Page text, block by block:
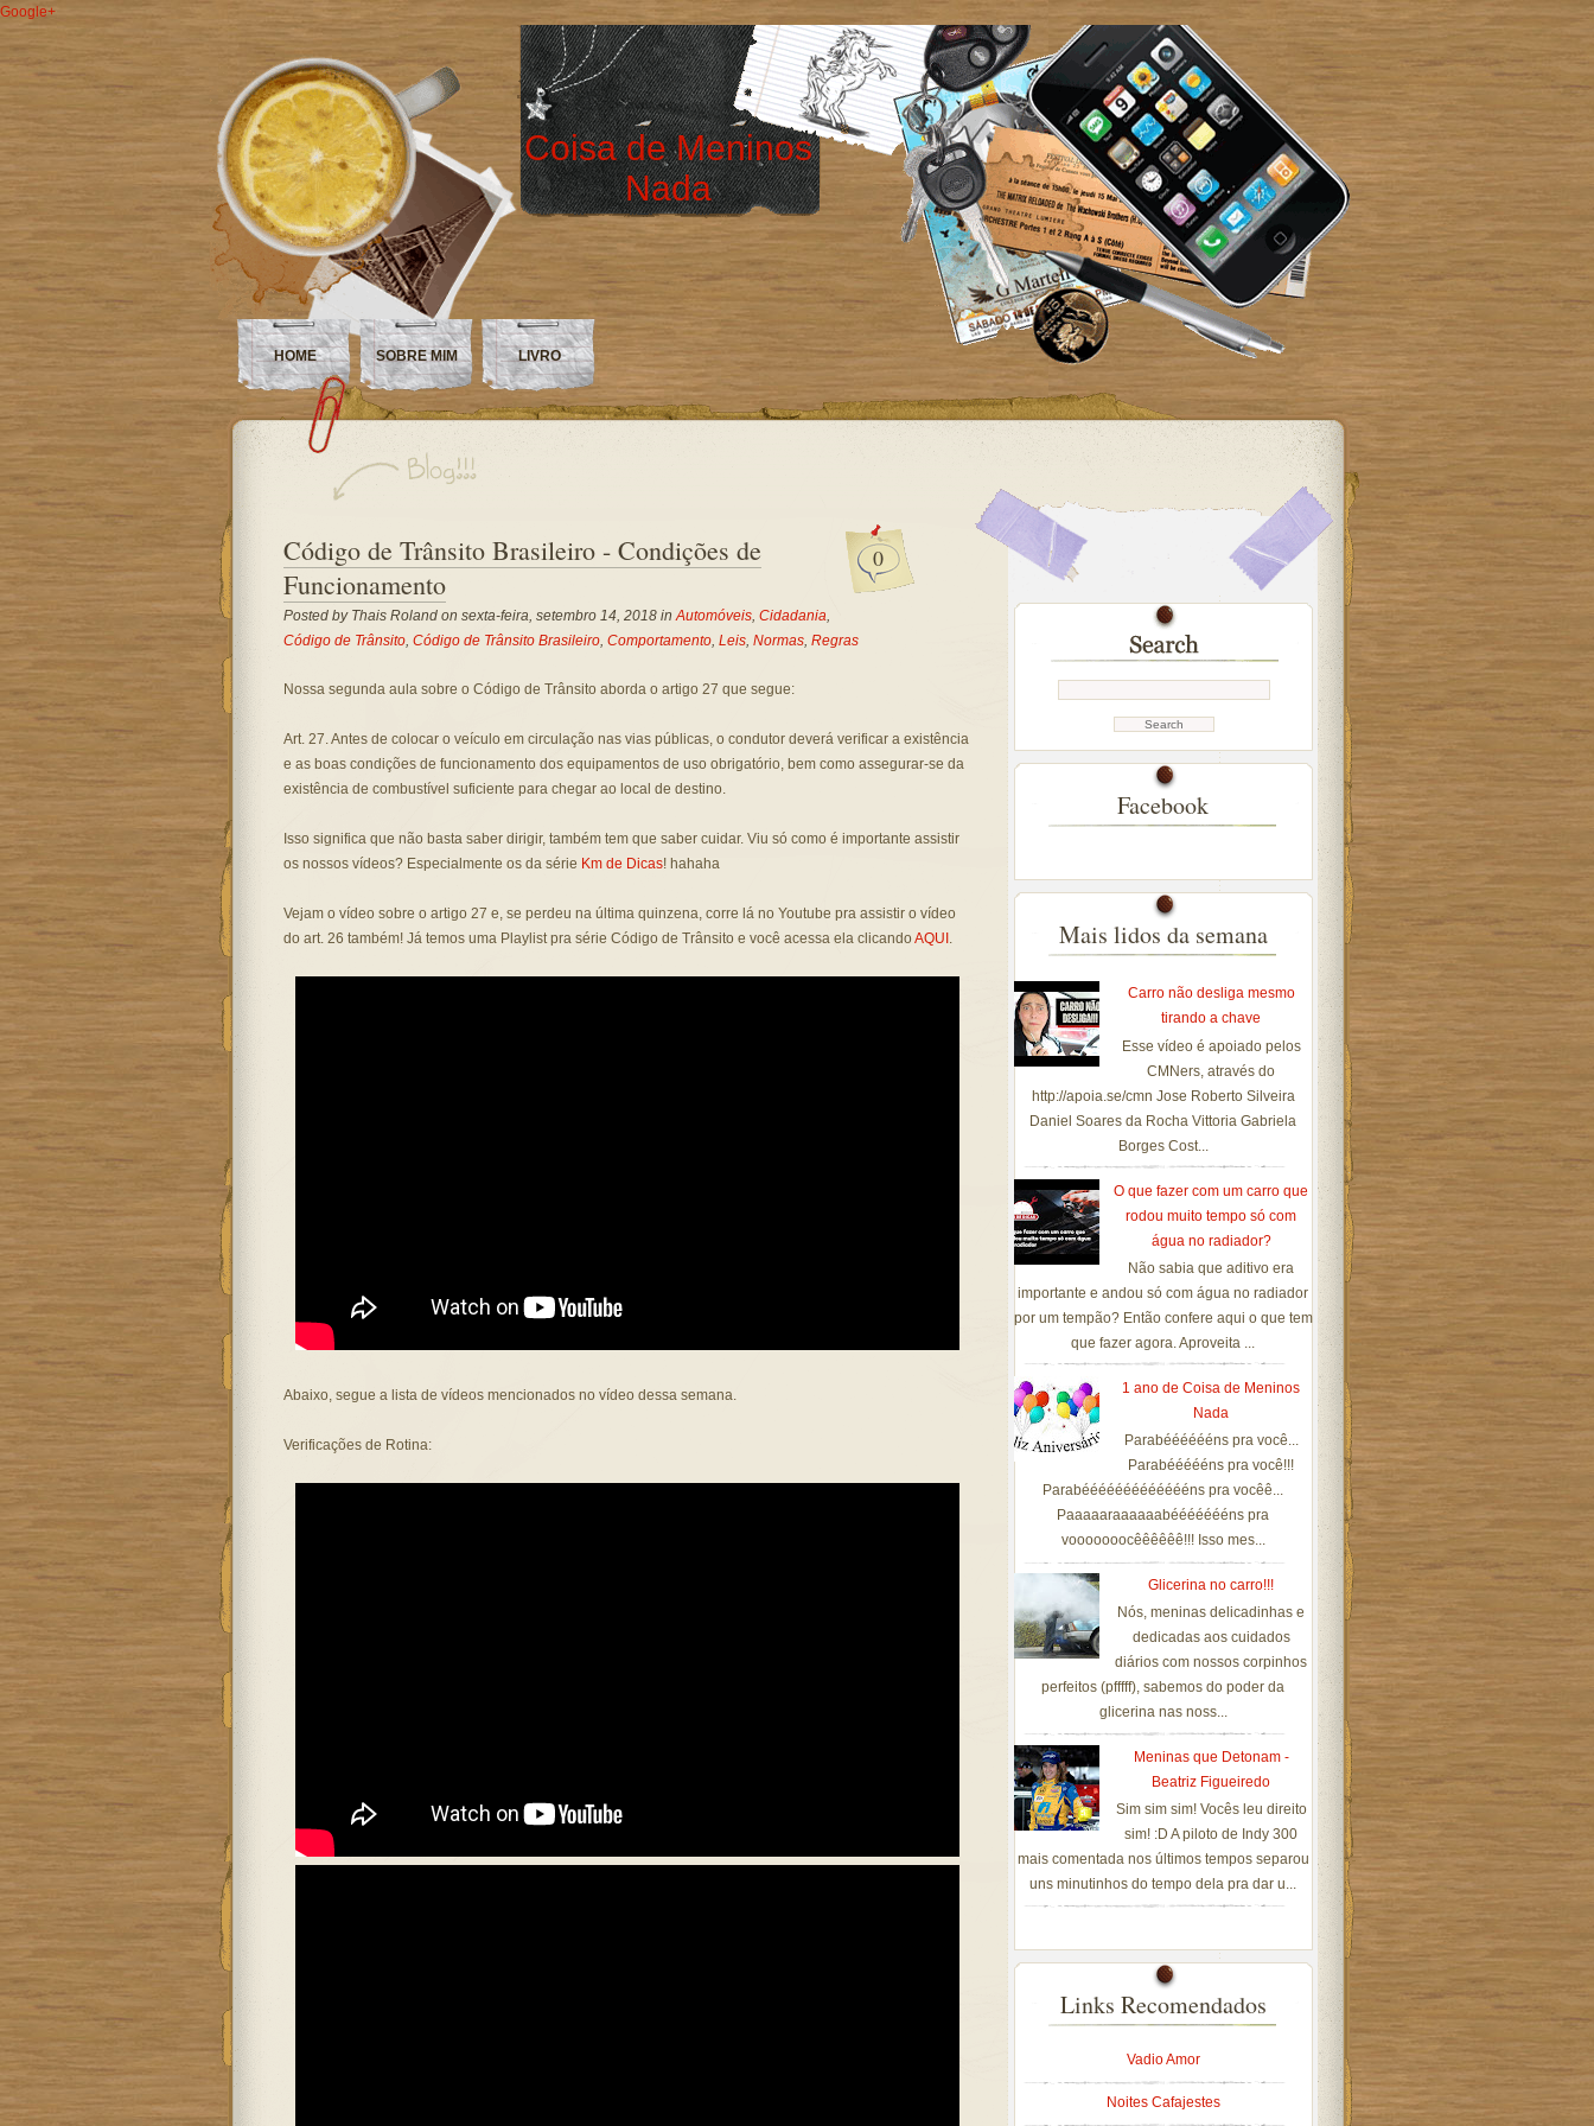
Google+
Coisa de Meninos
Nada
HOME SOBRE MIM LIVRO
0
Código de Trânsito Brasileiro - Condições de
Funcionamento
Posted by Thais Rolandon sexta-feira, setembro 14, 2018 inAutomóveis, Cidadania,
Código de Trânsito, Código de Trânsito Brasileiro, Comportamento, Leis, Normas, Regras
Nossa segunda aula sobre o Código de Trânsito aborda o artigo 27 que segue:
Art. 27. Antes de colocar o veículo em circulação nas vias públicas, o condutor deverá verificar a existência
e as boas condições de funcionamento dos equipamentos de uso obrigatório, bem como assegurar-se da
existência de combustível suficiente para chegar ao local de destino.
Isso significa que não basta saber dirigir, também tem que saber cuidar. Viu só como é importante assistir
os nossos vídeos? Especialmente os da série Km de Dicas! hahaha
Vejam o vídeo sobre o artigo 27 e, se perdeu na última quinzena, corre lá no Youtube pra assistir o vídeo
do art. 26 também! Já temos uma Playlist pra série Código de Trânsito e você acessa ela clicandoAQUI .
Abaixo, segue a lista de vídeos mencionados no vídeo dessa semana.
Verificações de Rotina:
Facebook
Mais lidos da semana
Carro não desliga mesmo
tirando a chave
Esse vídeo é apoiado pelos
CMNers, através do
http://apoia.se/cmn Jose Roberto Silveira
Daniel Soares da Rocha Vittoria Gabriela
Borges Cost...
O que fazer com um carro que
rodou muito tempo só com
água no radiador?
Não sabia que aditivo era
importante e andou só com água no radiador
por um tempão? Então confere aqui o que tem
que fazer agora. Aproveita ...
1 ano de Coisa de Meninos
Nada
Parabééééééns pra você...
Parabéééééns pra você!!!
Parabéééééééééééééns pra vocêê...
Paaaaaraaaaaabéééééééns pra
vooooooocêêêêêê!!! Isso mes...
Glicerina no carro!!!
Nós, meninas delicadinhas e
dedicadas aos cuidados
diários com nossos corpinhos
perfeitos (pfffff), sabemos do poder da
glicerina nas noss...
Meninas que Detonam -
Beatriz Figueiredo
Sim sim sim! Vocês leu direito
sim! :D A piloto de Indy 300
mais comentada nos últimos tempos separou
uns minutinhos do tempo dela pra dar u...
Links Recomendados
Vadio Amor
Noites Cafajestes